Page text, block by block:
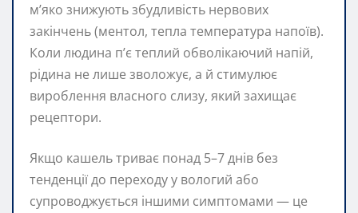
м’яко знижують збудливість нервових
закінчень (ментол, тепла температура напоїв).
Коли людина п’є теплий обволікаючий напій,
рідина не лише зволожує, а й стимулює
вироблення власного слизу, який захищає
рецептори.
Якщо кашель триває понад 5–7 днів без
тенденції до переходу у вологий або
супроводжується іншими симптомами — це